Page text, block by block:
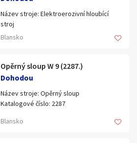
355mm,
největší průměr při čelním soustružení
710mm,
upínací plocha stolu 800x800mm,
největší hmotnost obrobku 2000kg,
5,5kW,
celkový příkon stroje 10kVA,
rozměry stroje (dxšxv)
Název stroje: Elektroerozivní hloubící
stroj
Katalogové číslo: 6263
Blansko
Opěrný sloup W 9 (2287.)
Dohodou
Název stroje: Opěrný sloup
Katalogové číslo: 2287
Blansko